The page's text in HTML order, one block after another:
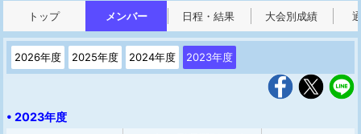
トップ メンバー 日程・結果 大会別成績
2026年度 2025年度 2024年度 2023年度
• 2023年度